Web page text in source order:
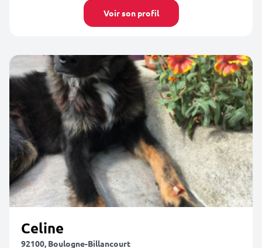
Voir son profil
Celine
92100, Boulogne-Billancourt